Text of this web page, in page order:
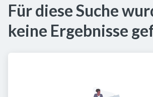
Für diese Suche
keine Ergebnisse